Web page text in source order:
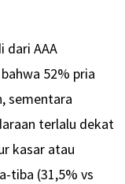
dari AAA
52% pria
sementara
terlalu dekat
kasar atau
tiba (31,5% vs